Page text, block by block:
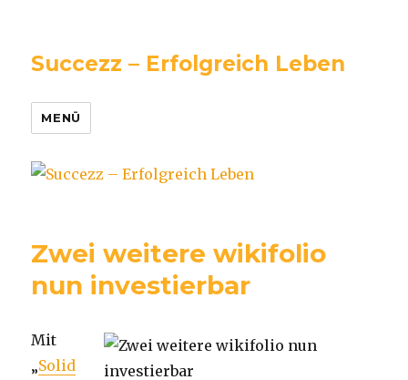
Succezz – Erfolgreich Leben
MENÜ
Zwei weitere wikifolio
nun investierbar
Mit
„Solid